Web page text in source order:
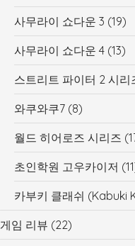
사무라이 쇼다운 3 (19)
사무라이 쇼다운 4(13)
스트리트 파이터 2 시리
와쿠와쿠7(8)
월드 히어로즈 시리즈
초인학원 고우카이저
카부키 클래쉬 (Kabuki
게임 리뷰 (22)